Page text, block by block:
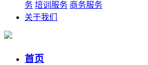
务 培训服务 商务服务
关于我们
首页